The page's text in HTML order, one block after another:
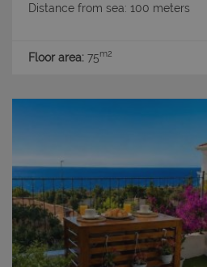
Distance from sea: 100 meters
Floor area: 75m2